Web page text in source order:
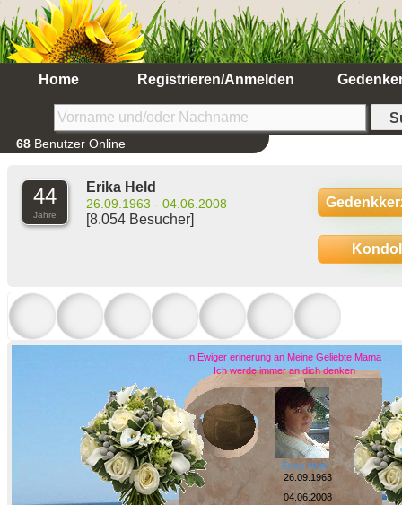
Home Registrieren/Anmelden
68 Benutzer Online
44
Jahre
Erika Held
26.09.1963 - 04.06.2008
[8.054 Besucher]
In Ewiger erinerung an Meine Geliebte Mama
Ich werde immer an dich denken
Erika Held
26.09.1963
04.06.2008